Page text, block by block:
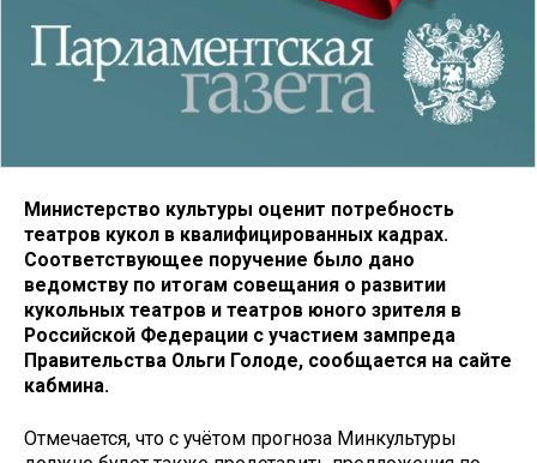
Министерство культуры оценит потребность
театров кукол в квалифицированных кадрах.
Соответствующее поручение было дано
ведомству по итогам совещания о развитии
кукольных театров и театров юного зрителя в
Российской Федерации с участием зампреда
Правительства Ольги Голоде, сообщается на сайте
кабмина.
Отмечается, что с учётом прогноза Минкультуры